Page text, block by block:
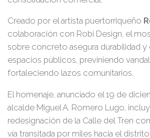
Creado por el artista puertorriqueño
colaboración con Robi Design, el
sobre concreto asegura durabilidad
espacios públicos, previniendo
fortaleciendo lazos comunitarios.
El homenaje, anunciado el 19 de
alcalde Miguel A. Romero Lugo,
redesignación de la Calle del Tren
vía transitada por miles hacia el